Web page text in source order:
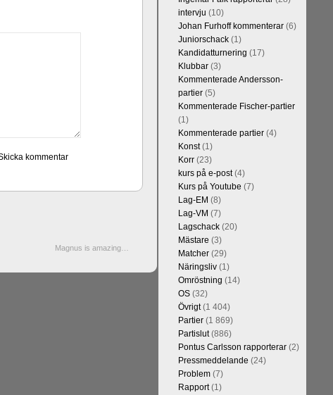
Magnus is amazing…
intervju (10)
Johan Furhoff kommenterar(6)
Juniorschack(1)
Kandidatturnering (17)
Klubbar(3)
Kommenterade Andersson-
partier(5)
Kommenterade Fischer-partier
(1)
Kommenterade partier(4)
Konst(1)
Korr(23)
kurs på e-post(4)
Kurs på Youtube (7)
Lag-EM (8)
Lag-VM (7)
Lagschack(20)
Mästare (3)
Matcher(29)
Näringsliv(1)
Omröstning (14)
OS(32)
Övrigt(1 404)
Partier(1 869)
Partislut(886)
Pontus Carlsson rapporterar(2)
Pressmeddelande (24)
Problem(7)
Rapport(1)